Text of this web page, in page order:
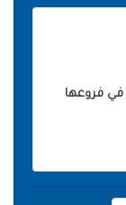
في فروعها